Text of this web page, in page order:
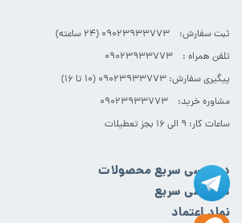
ثبت سفارش: 09023933773 (۲۴ ساعته)
تلفن همراه : 09023933773
پیگیری سفارش: 09023933773 (۱۰ تا ۱۶)
مشاوره خرید: 09023933773
ساعات کار: ۹ الی ۱۶ بجز تعطیلات
دسترسی سریع محصولات
دسترسی سریع
نماد اعتماد